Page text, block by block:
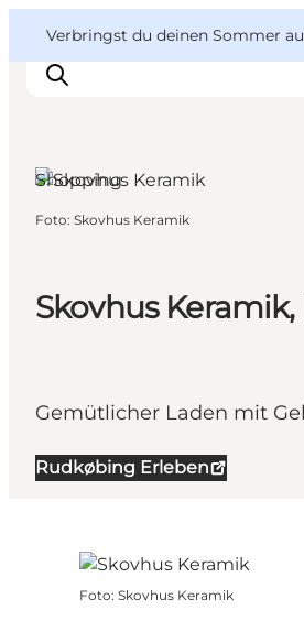
Verbringst du deinen Sommer
Essen & trinken
VisitFyn
Deutsch
Skovhus
Gemütlicher Laden mit
Rudkøbing Erleben
Shopping
Foto: Skovhus Keramik
Foto: Skovhus Keramik